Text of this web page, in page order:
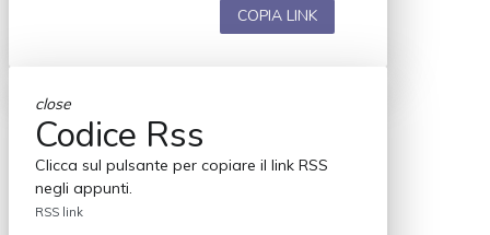
COPIA LINK
close
Codice Rss
Clicca sul pulsante per copiare il link RSS
negli appunti.
RSS link